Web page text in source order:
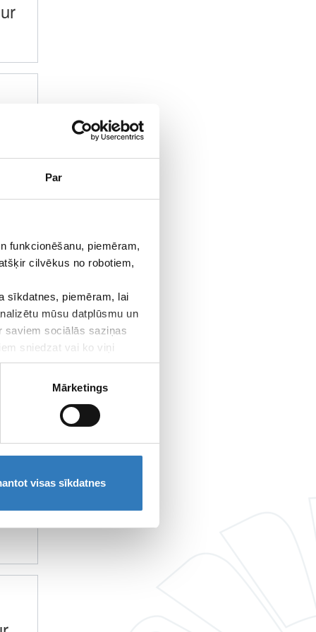
Par
funkcionēšanu, piemēram,
cilvēkus no robotiem,
sīkdatnes, piemēram, lai
mūsu datplūsmu un
saviem sociālās saziņas
sniedzat vai ko viņi
Mārketings
visas sīkdatnes